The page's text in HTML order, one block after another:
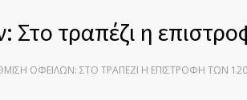
Στο τραπέζι η
ΟΦΕΙΛΏΝ: ΣΤΟ ΤΡΑΠΈΖΙ Η ΕΠΙΣΤΡΟΦΉ ΤΩΝ